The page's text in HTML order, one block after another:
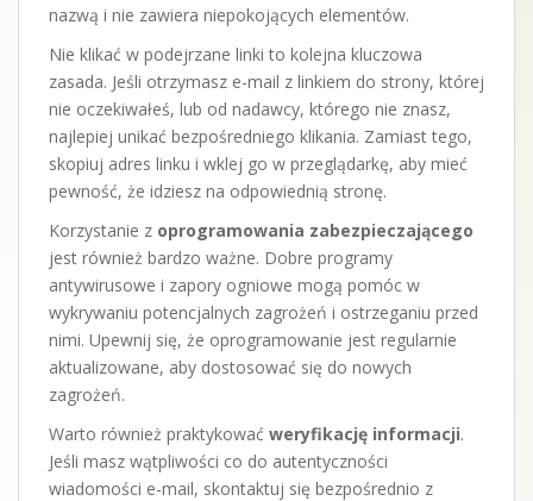
nazwą i nie zawiera niepokojących elementów.
Nie klikać w podejrzane linki to kolejna kluczowa
zasada. Jeśli otrzymasz e-mail z linkiem do strony, której
nie oczekiwałeś, lub od nadawcy, którego nie znasz,
najlepiej unikać bezpośredniego klikania. Zamiast tego,
skopiuj adres linku i wklej go w przeglądarkę, aby mieć
pewność, że idziesz na odpowiednią stronę.
Korzystanie z oprogramowania zabezpieczającego
jest również bardzo ważne. Dobre programy
antywirusowe i zapory ogniowe mogą pomóc w
wykrywaniu potencjalnych zagrożeń i ostrzeganiu przed
nimi. Upewnij się, że oprogramowanie jest regularnie
aktualizowane, aby dostosować się do nowych
zagrożeń.
Warto również praktykować weryfikację informacji.
Jeśli masz wątpliwości co do autentyczności
wiadomości e-mail, skontaktuj się bezpośrednio z